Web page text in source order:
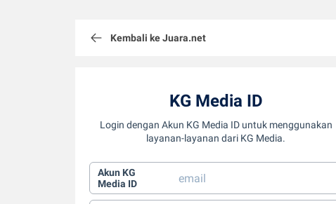
Kembali ke Juara.net
KG Media ID
Login dengan Akun KG Media ID untuk menggunakan
layanan-layanan dari KG Media.
Akun KG
Media ID